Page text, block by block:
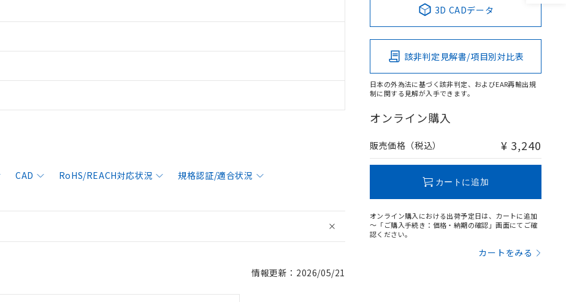
CAD RoHS/REACH対応状況 規格認証/適合状況
情報更新：2026/05/21
3D CADデータ
該非判定見解書/項目別対比表
日本の外為法に基づく該非判定、およびEAR再輸出規
制に関する見解が入手できます。
オンライン購入
販売価格（税込） ¥ 3,240
カートに追加
オンライン購入における出荷予定日は、カートに追加
～「ご購入手続き：価格・納期の確認」画面にてご確
認ください。
カートをみる